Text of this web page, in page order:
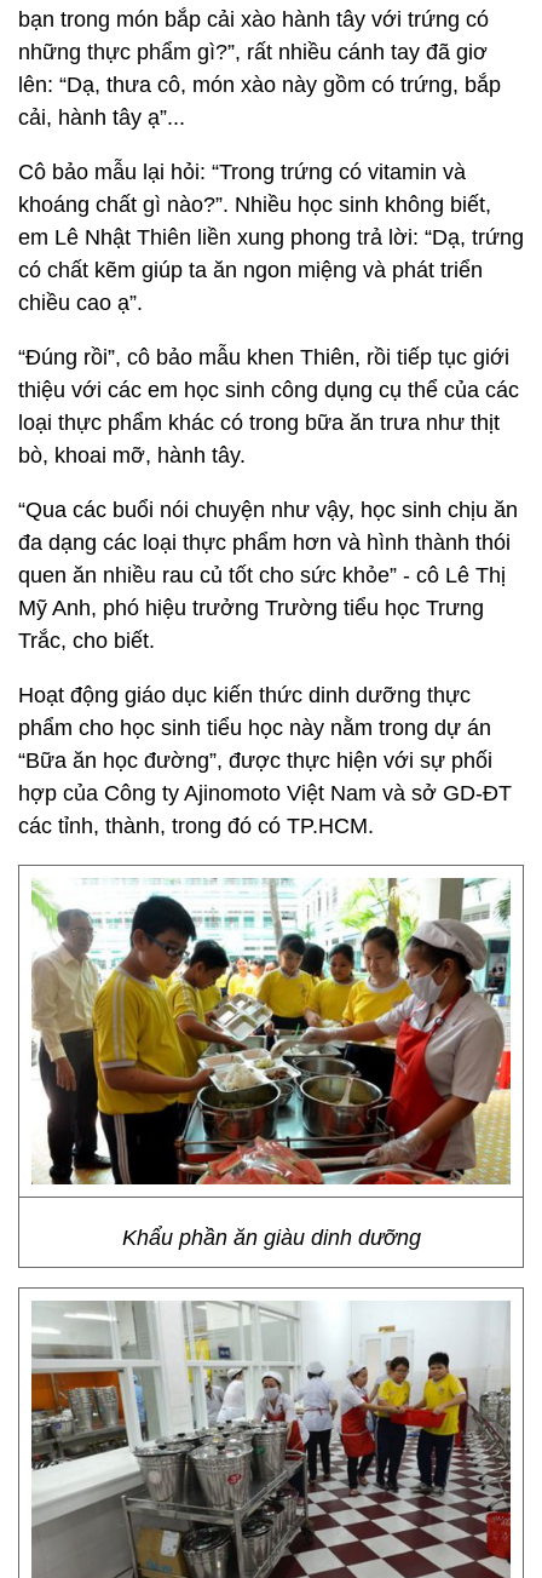
bạn trong món bắp cải xào hành tây với trứng có
những thực phẩm gì?”, rất nhiều cánh tay đã giơ
lên: “Dạ, thưa cô, món xào này gồm có trứng, bắp
cải, hành tây ạ”...
Cô bảo mẫu lại hỏi: “Trong trứng có vitamin và
khoáng chất gì nào?”. Nhiều học sinh không biết,
em Lê Nhật Thiên liền xung phong trả lời: “Dạ, trứng
có chất kẽm giúp ta ăn ngon miệng và phát triển
chiều cao ạ”.
“Đúng rồi”, cô bảo mẫu khen Thiên, rồi tiếp tục giới
thiệu với các em học sinh công dụng cụ thể của các
loại thực phẩm khác có trong bữa ăn trưa như thịt
bò, khoai mỡ, hành tây.
“Qua các buổi nói chuyện như vậy, học sinh chịu ăn
đa dạng các loại thực phẩm hơn và hình thành thói
quen ăn nhiều rau củ tốt cho sức khỏe” - cô Lê Thị
Mỹ Anh, phó hiệu trưởng Trường tiểu học Trưng
Trắc, cho biết.
Hoạt động giáo dục kiến thức dinh dưỡng thực
phẩm cho học sinh tiểu học này nằm trong dự án
“Bữa ăn học đường”, được thực hiện với sự phối
hợp của Công ty Ajinomoto Việt Nam và sở GD-ĐT
các tỉnh, thành, trong đó có TP.HCM.
Khẩu phần ăn giàu dinh dưỡng